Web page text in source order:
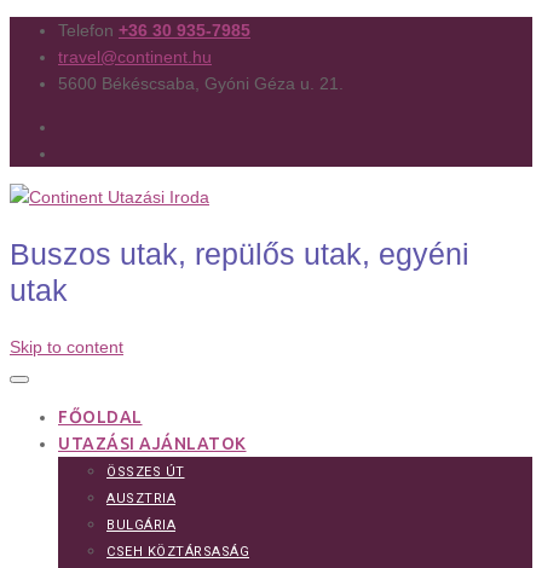
Telefon +36 30 935-7985
travel@continent.hu
5600 Békéscsaba, Gyóni Géza u. 21.
Buszos utak, repülős utak, egyéni
utak
Skip to content
FŐOLDAL
UTAZÁSI AJÁNLATOK
ÖSSZES ÚT
AUSZTRIA
BULGÁRIA
CSEH KÖZTÁRSASÁG